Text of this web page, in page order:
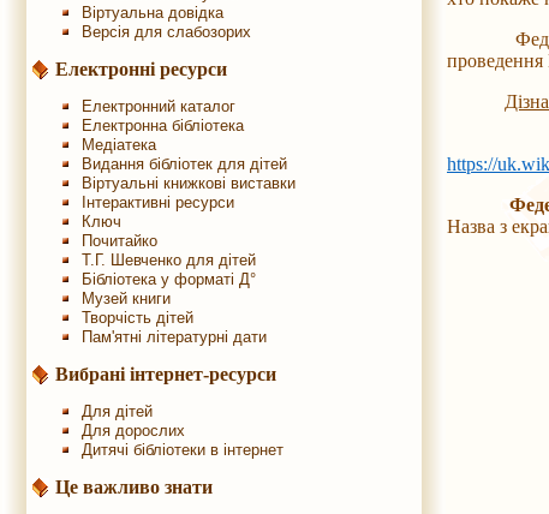
Віртуальна довідка
Версія для слабозорих
Електронні ресурси
Електронний каталог
Електронна бібліотека
Медіатека
Видання бібліотек для дітей
Віртуальні книжкові виставки
Інтерактивні ресурси
Ключ
Почитайко
Т.Г. Шевченко для дітей
Бібліотека у форматі Д°
Музей книги
Творчість дітей
Пам'ятні літературні дати
Вибрані інтернет-ресурси
Для дітей
Для дорослих
Дитячі бібліотеки в інтернет
Це важливо знати
проведення
https://
Назва з